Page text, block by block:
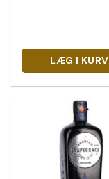
LÆG I KURV